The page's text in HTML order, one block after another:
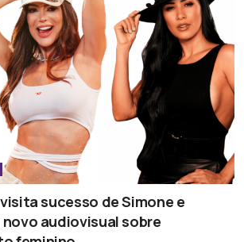
sucesso de Simone e
novo audiovisual sobre